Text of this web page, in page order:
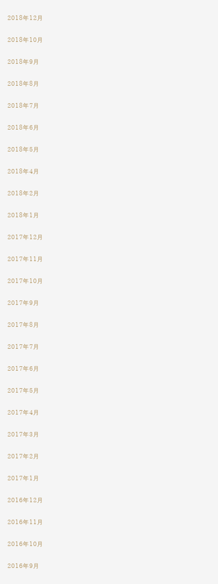
2018年12月
2018年10月
2018年9月
2018年8月
2018年7月
2018年6月
2018年5月
2018年4月
2018年2月
2018年1月
2017年12月
2017年11月
2017年10月
2017年9月
2017年8月
2017年7月
2017年6月
2017年5月
2017年4月
2017年3月
2017年2月
2017年1月
2016年12月
2016年11月
2016年10月
2016年9月